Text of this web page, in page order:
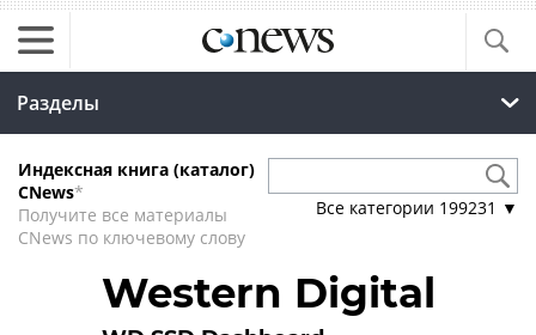
Разделы
Индексная книга (каталог)
CNews*
Получите все материалы
CNews по ключевому слову
Все категории 199231 ▼
Western Digital